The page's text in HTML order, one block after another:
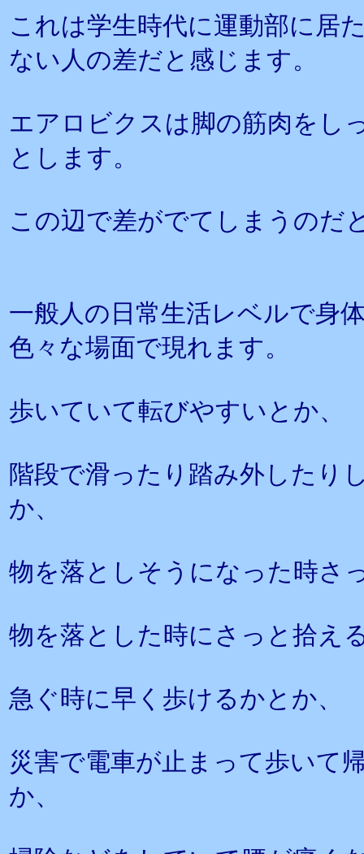
これは学生時代に運動部に居
ない人の差だと感じます。
エアロビクスは脚の筋肉をし
とします。
この辺で差がでてしまうのだ
一般人の日常生活レベルで身
色々な場面で現れます。
歩いていて転びやすいとか、
階段で滑ったり踏み外したり
か、
物を落としそうになった時さ
物を落とした時にさっと拾え
急ぐ時に早く歩けるかとか、
災害で電車が止まって歩いて
か、